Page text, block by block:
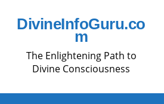
DivineInfoGuru.co
m
The Enlightening Path to
Divine Consciousness